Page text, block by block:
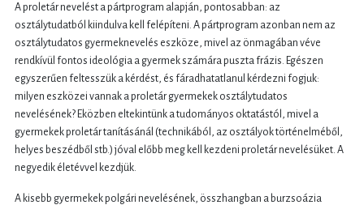
A proletár nevelést a pártprogram alapján, pontosabban: az
osztálytudatból kiindulva kell felépíteni. A pártprogram azonban nem az
osztálytudatos gyermeknevelés eszköze, mivel az önmagában véve
rendkívül fontos ideológia a gyermek számára puszta frázis. Egészen
egyszerűen feltesszük a kérdést, és fáradhatatlanul kérdezni fogjuk:
milyen eszközei vannak a proletár gyermekek osztálytudatos
nevelésének? Eközben eltekintünk a tudományos oktatástól, mivel a
gyermekek proletár tanításánál (technikából, az osztályok történelméből,
helyes beszédből stb.) jóval előbb meg kell kezdeni proletár nevelésüket. A
negyedik életévvel kezdjük.
A kisebb gyermekek polgári nevelésének, összhangban a burzsoázia